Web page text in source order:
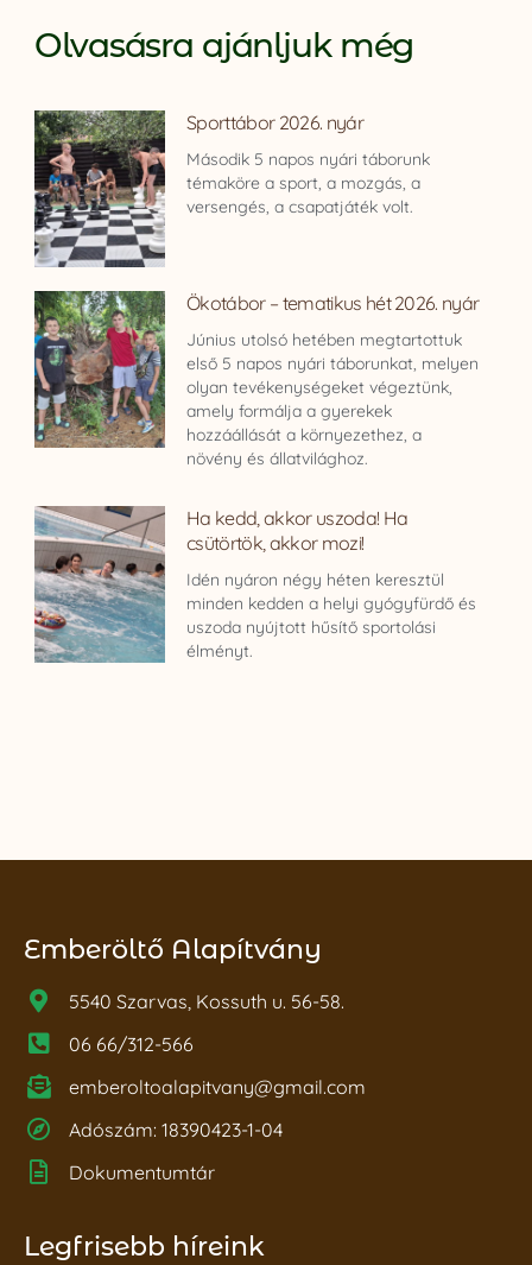
Olvasásra ajánljuk még
Sporttábor 2026. nyár
Második 5 napos nyári táborunk
témaköre a sport, a mozgás, a
versengés, a csapatjáték volt.
Ökotábor – tematikus hét 2026. nyár
Június utolsó hetében megtartottuk
első 5 napos nyári táborunkat, melyen
olyan tevékenységeket végeztünk,
amely formálja a gyerekek
hozzáállását a környezethez, a
növény és állatvilághoz.
Ha kedd, akkor uszoda! Ha
csütörtök, akkor mozi!
Idén nyáron négy héten keresztül
minden kedden a helyi gyógyfürdő és
uszoda nyújtott hűsítő sportolási
élményt.
Emberöltő Alapítvány
5540 Szarvas, Kossuth u. 56-58.
06 66/312-566
emberoltoalapitvany@gmail.com
Adószám: 18390423-1-04
Dokumentumtár
Legfrisebb híreink